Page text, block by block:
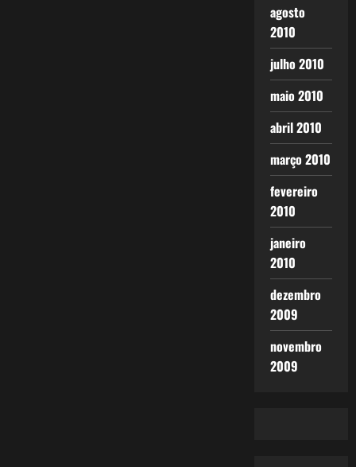
agosto
2010
julho 2010
maio 2010
abril 2010
março 2010
fevereiro
2010
janeiro
2010
dezembro
2009
novembro
2009